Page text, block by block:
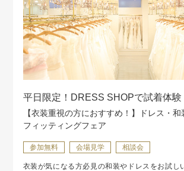
平日限定！DRESS SHOPで試着体験
【衣装重視の方におすすめ！】ドレス・
フィッティングフェア
参加無料 会場見学 相談会
衣装が気になる方必見の和装やドレスをお試し